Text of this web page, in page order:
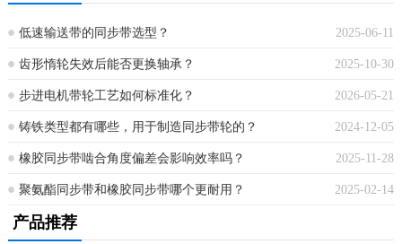
2025-06-11
低速输送带的同步带选型？
2025-10-30
齿形惰轮失效后能否更换轴承？
2026-05-21
步进电机带轮工艺如何标准化？
2024-12-05
铸铁类型都有哪些，用于制造同步带轮的？
2025-11-28
橡胶同步带啮合角度偏差会影响效率吗？
2025-02-14
聚氨酯同步带和橡胶同步带哪个更耐用？
产品推荐